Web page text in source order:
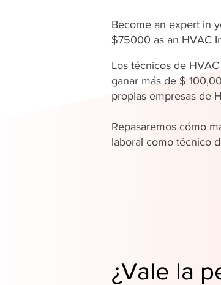
Become an expert in
$75000 as an HVAC
Los técnicos de
ganar más de $
propias empresas de
Repasaremos cómo
laboral como técnico
¿Vale la